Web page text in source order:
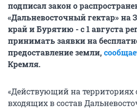
подписал закон о
«Дальневосточный гектар» на
край и Бурятию - с 1 августа
принимать заявки на
предоставление земли,
Кремля.
«Действующий на территориях
входящих в состав